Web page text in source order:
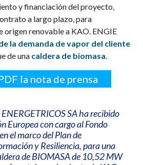
y financiación del proyecto,
a largo plazo, para
origen renovable a KAO. ENGIE
la demanda de vapor del cliente
de una caldera de biomasa.
la nota de prensa
SA ha recibido
Europea con cargo al Fondo
el marco del Plan de
y Resiliencia, para una
de BIOMASA de 10,52 MW